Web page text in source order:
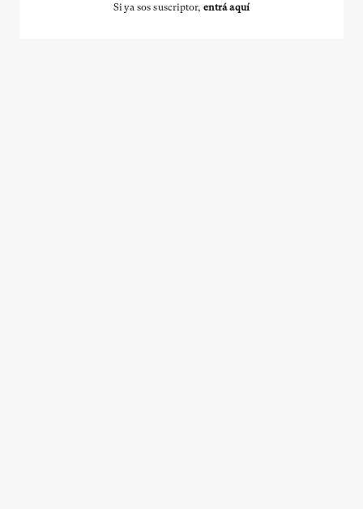
Si ya sos suscriptor, entrá aquí